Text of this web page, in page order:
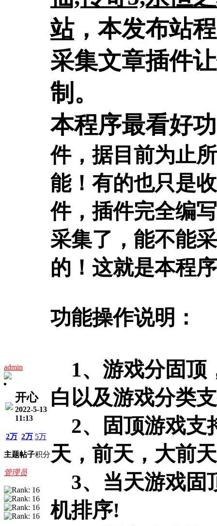
admin
开心
2022-5-13
11:13
2万
主题
2万
帖子
5万
积分
管理员
站，本发布站
采集文章插件
制。
本程序最看好
件，据目前为止
能！有的也只是
件，插件完全编
采集了，能不能
的！这就是本程
功能操作说明：
1、游戏分固顶
白以及游戏分类
2、固顶游戏支
天，前天，大前
3、当天游戏固
机排序!